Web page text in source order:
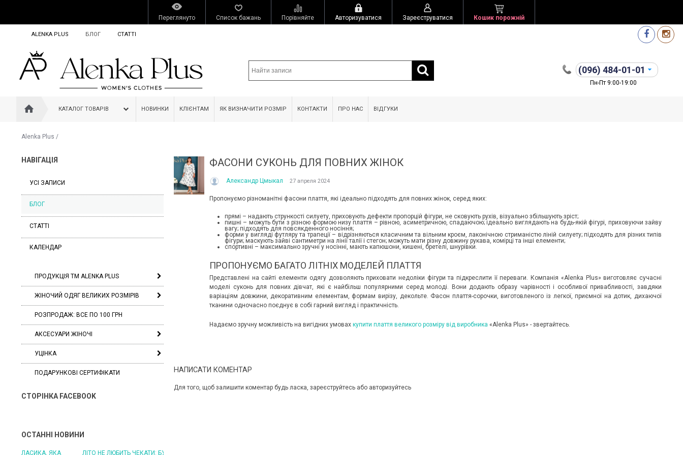
Переглянуто Список бажань Порівняйте Авторизуватися Зареєструватися Кошик порожній
ALENKA PLUS БЛОГ СТАТТІ
(096) 484-01-01
Пн-Пт 9:00-19:00
КАТАЛОГ ТОВАРІВ НОВИНКИ КЛІЄНТАМ ЯК ВИЗНАЧИТИ РОЗМІР КОНТАКТИ ПРО НАС ВІДГУКИ
Alenka Plus /
НАВІГАЦІЯ
УСІ ЗАПИСИ
БЛОГ
СТАТТІ
КАЛЕНДАР
ПРОДУКЦІЯ ТМ ALENKA PLUS
ЖІНОЧИЙ ОДЯГ ВЕЛИКИХ РОЗМІРІВ
РОЗПРОДАЖ: ВСЕ ПО 100 ГРН
АКСЕСУАРИ ЖІНОЧІ
УЦІНКА
ПОДАРУНКОВІ СЕРТИФІКАТИ
СТОРІНКА FACEBOOK
ОСТАННІ НОВИНИ
ЛІТО НЕ ЛЮБИТЬ ЧЕКАТИ: БУДЬТЕ ГОТОВІ ДО
ФАСОНИ СУКОНЬ ДЛЯ ПОВНИХ ЖІНОК
Александр Цмыкал 27 апреля 2024
Пропонуємо різноманітні фасони плаття, які ідеально підходять для повних жінок, серед яких:
прямі – надають стрункості силуету, приховують дефекти пропорцій фігури, не сковують рухів, візуально збільшують зріст;
пишні – можуть бути з різною формою низу плаття – рівною, асиметричною, спадаючою; ідеально виглядають на будь-якій фігурі, приховуючи зайву
вагу; підходять для повсякденного носіння;
форми у вигляді футляру та трапеції – відрізняються класичним та вільним кроєм, лаконічною стриманістю ліній силуету; підходять для різних типів
фігури; маскують зайві сантиметри на лінії талії і стегон; можуть мати різну довжину рукава, комірці та інші елементи;
спортивні – максимально зручні у носінні, мають капюшони, кишені, бретелі, шнурівки.
ПРОПОНУЄМО БАГАТО ЛІТНІХ МОДЕЛЕЙ ПЛАТТЯ
Представлені на сайті елементи одягу дозволяють приховати недоліки фігури та підкреслити її переваги. Компанія «Alenka Plus» виготовляє сучасні
моделі суконь для повних дівчат, які є найбільш популярними серед молоді. Вони додають образу чарівності і особливої привабливості, завдяки
варіаціям довжини, декоративним елементам, формам вирізу, декольте. Фасон плаття-сорочки, виготовленого із легкої, приємної на дотик, дихаючої
тканини одночасно поєднує в собі гарний вигляд і практичність.
Надаємо зручну можливість на вигідних умовах купити плаття великого розміру від виробника «Alenka Plus» - звертайтесь.
НАПИСАТИ КОМЕНТАР
Для того, щоб залишити коментар будь ласка, зареєструйтесь або авторизуйтесь